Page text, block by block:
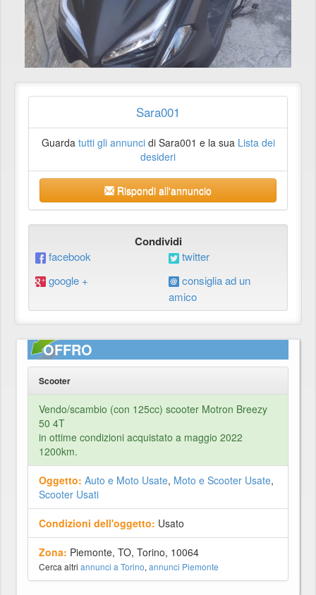
Sara001
Guarda tutti gli annuncidi Sara001 e la sua Lista dei
desideri
Rispondi all'annuncio
Condividi
facebook
twitter
google +
consiglia ad un
amico
OFFRO
Scooter
Vendo/scambio (con 125cc) scooter Motron Breezy
50 4T
in ottime condizioni acquistato a maggio 2022
1200km.
Oggetto: Auto e Moto Usate, Moto e Scooter Usate,
Scooter Usati
Condizioni dell'oggetto: Usato
Zona: Piemonte, TO, Torino, 10064
Cerca altri annunci a Torino, annunci Piemonte